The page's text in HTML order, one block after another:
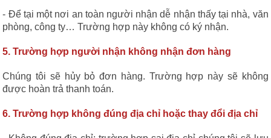
- Để tại một nơi an toàn người nhận dễ nhận thấy tại nhà, văn
phòng, công ty… Trường hợp này không có ký nhận.
5. Trường hợp người nhận không nhận đơn hàng
Chúng tôi sẽ hủy bỏ đơn hàng. Trường hợp này sẽ không
được hoàn trả thanh toán.
6. Trường hợp không đúng địa chỉ hoặc thay đổi địa chỉ